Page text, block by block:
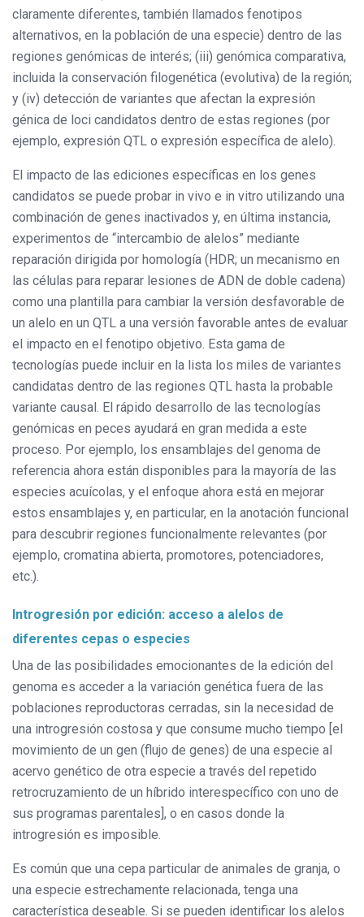
claramente diferentes, también llamados fenotipos
alternativos, en la población de una especie) dentro de las
regiones genómicas de interés; (iii) genómica comparativa,
incluida la conservación filogenética (evolutiva) de la región;
y (iv) detección de variantes que afectan la expresión
génica de loci candidatos dentro de estas regiones (por
ejemplo, expresión QTL o expresión específica de alelo).
El impacto de las ediciones específicas en los genes
candidatos se puede probar in vivo e in vitro utilizando una
combinación de genes inactivados y, en última instancia,
experimentos de “intercambio de alelos” mediante
reparación dirigida por homología (HDR; un mecanismo en
las células para reparar lesiones de ADN de doble cadena)
como una plantilla para cambiar la versión desfavorable de
un alelo en un QTL a una versión favorable antes de evaluar
el impacto en el fenotipo objetivo. Esta gama de
tecnologías puede incluir en la lista los miles de variantes
candidatas dentro de las regiones QTL hasta la probable
variante causal. El rápido desarrollo de las tecnologías
genómicas en peces ayudará en gran medida a este
proceso. Por ejemplo, los ensamblajes del genoma de
referencia ahora están disponibles para la mayoría de las
especies acuícolas, y el enfoque ahora está en mejorar
estos ensamblajes y, en particular, en la anotación funcional
para descubrir regiones funcionalmente relevantes (por
ejemplo, cromatina abierta, promotores, potenciadores,
etc.).
Introgresión por edición: acceso a alelos de
diferentes cepas o especies
Una de las posibilidades emocionantes de la edición del
genoma es acceder a la variación genética fuera de las
poblaciones reproductoras cerradas, sin la necesidad de
una introgresión costosa y que consume mucho tiempo [el
movimiento de un gen (flujo de genes) de una especie al
acervo genético de otra especie a través del repetido
retrocruzamiento de un híbrido interespecífico con uno de
sus programas parentales], o en casos donde la
introgresión es imposible.
Es común que una cepa particular de animales de granja, o
una especie estrechamente relacionada, tenga una
característica deseable. Si se pueden identificar los alelos